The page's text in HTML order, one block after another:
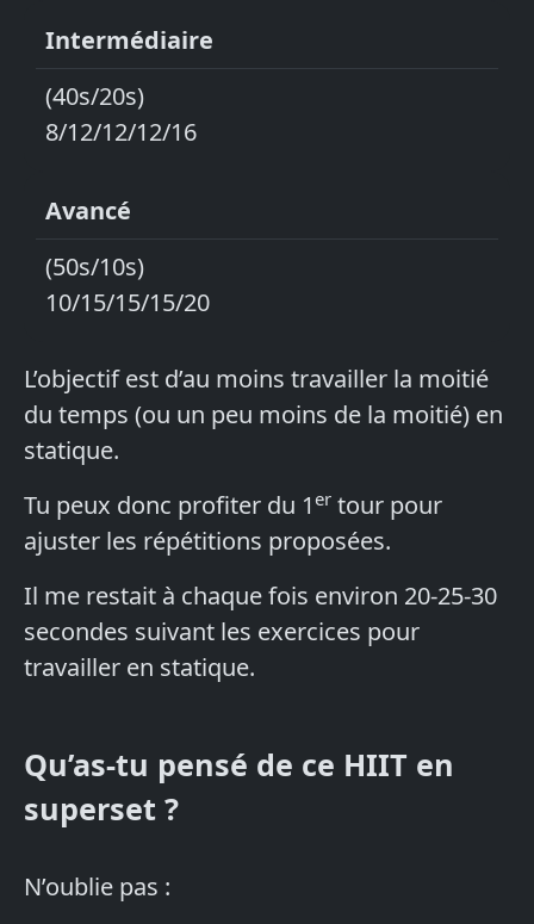
Intermédiaire
(40s/20s)
8/12/12/12/16
Avancé
(50s/10s)
10/15/15/15/20
L’objectif est d’au moins travailler la moitié
du temps (ou un peu moins de la moitié) en
statique.
Tu peux donc profiter du 1 er tour pour
ajuster les répétitions proposées.
Il me restait à chaque fois environ 20-25-30
secondes suivant les exercices pour
travailler en statique.
Qu’as-tu pensé de ce HIIT en
superset ?
N’oublie pas :